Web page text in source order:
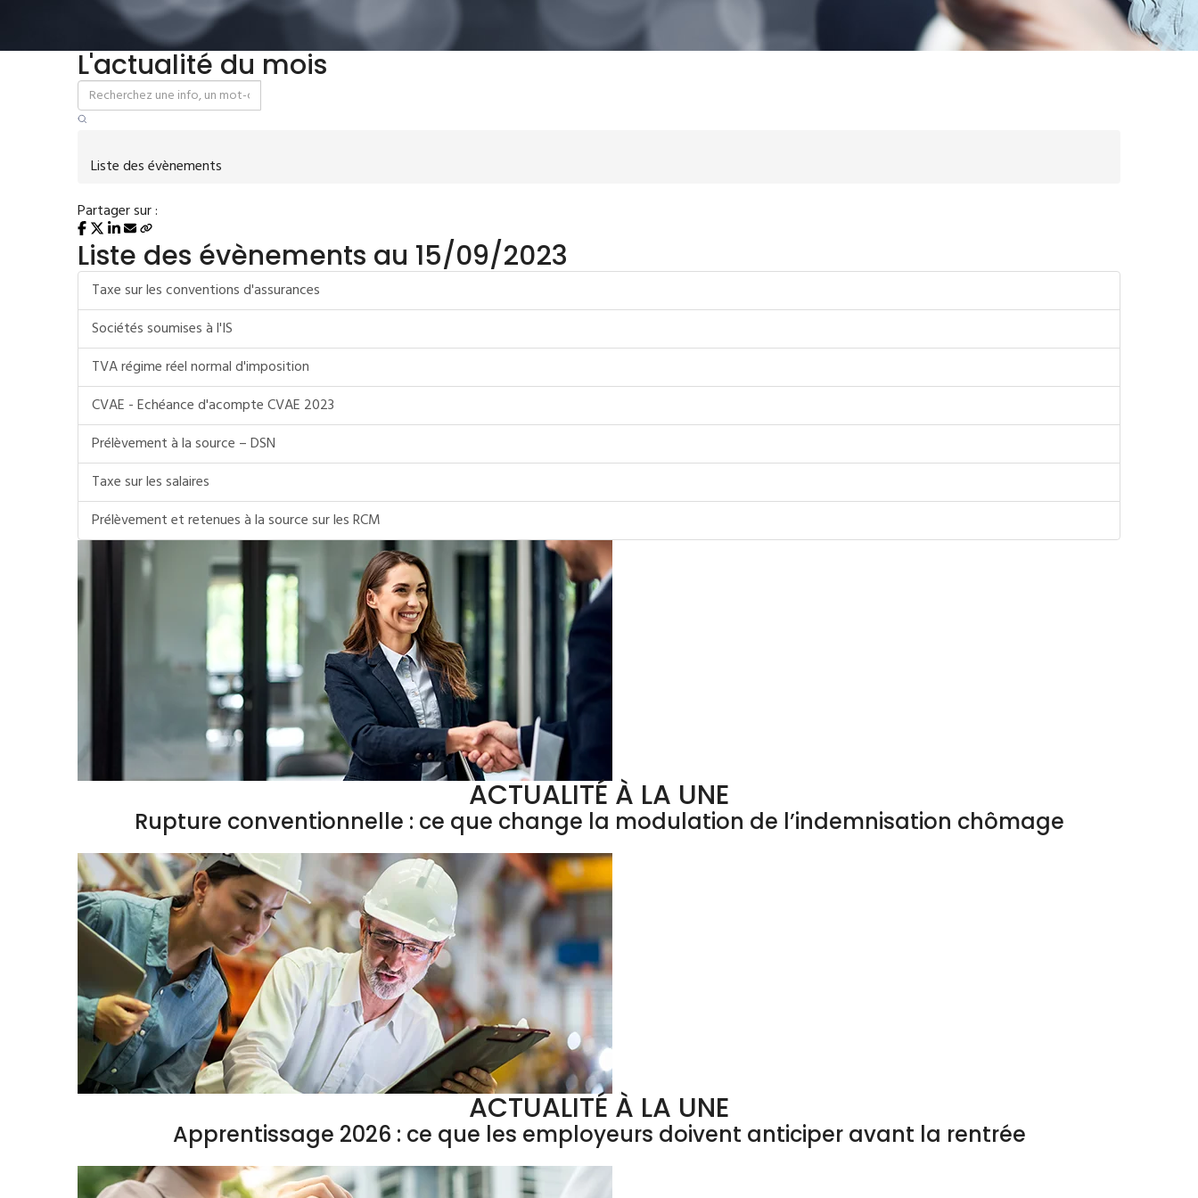
L'actualité du mois
Liste des évènements
Partager sur :
Liste des évènements au 15/09/2023
Taxe sur les conventions d'assurances
Sociétés soumises à l'IS
TVA régime réel normal d'imposition
CVAE - Echéance d'acompte CVAE 2023
Prélèvement à la source – DSN
Taxe sur les salaires
Prélèvement et retenues à la source sur les RCM
ACTUALITÉ À LA UNE
Rupture conventionnelle : ce que change la modulation de l’indemnisation chômage
ACTUALITÉ À LA UNE
Apprentissage 2026 : ce que les employeurs doivent anticiper avant la rentrée